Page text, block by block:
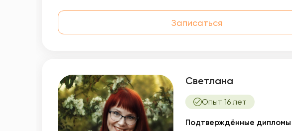
Записаться
Светлана
Опыт 16 лет
Подтверждённые дипломы